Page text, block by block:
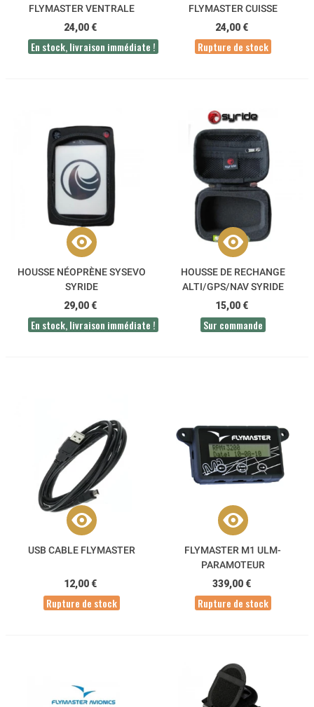
FLYMASTER VENTRALE
24,00 €
En stock, livraison immédiate !
FLYMASTER CUISSE
24,00 €
Rupture de stock
HOUSSE NÉOPRÈNE SYSEVO
SYRIDE
29,00 €
En stock, livraison immédiate !
HOUSSE DE RECHANGE
ALTI/GPS/NAV SYRIDE
15,00 €
Sur commande
USB CABLE FLYMASTER
12,00 €
Rupture de stock
FLYMASTER M1 ULM-
PARAMOTEUR
339,00 €
Rupture de stock